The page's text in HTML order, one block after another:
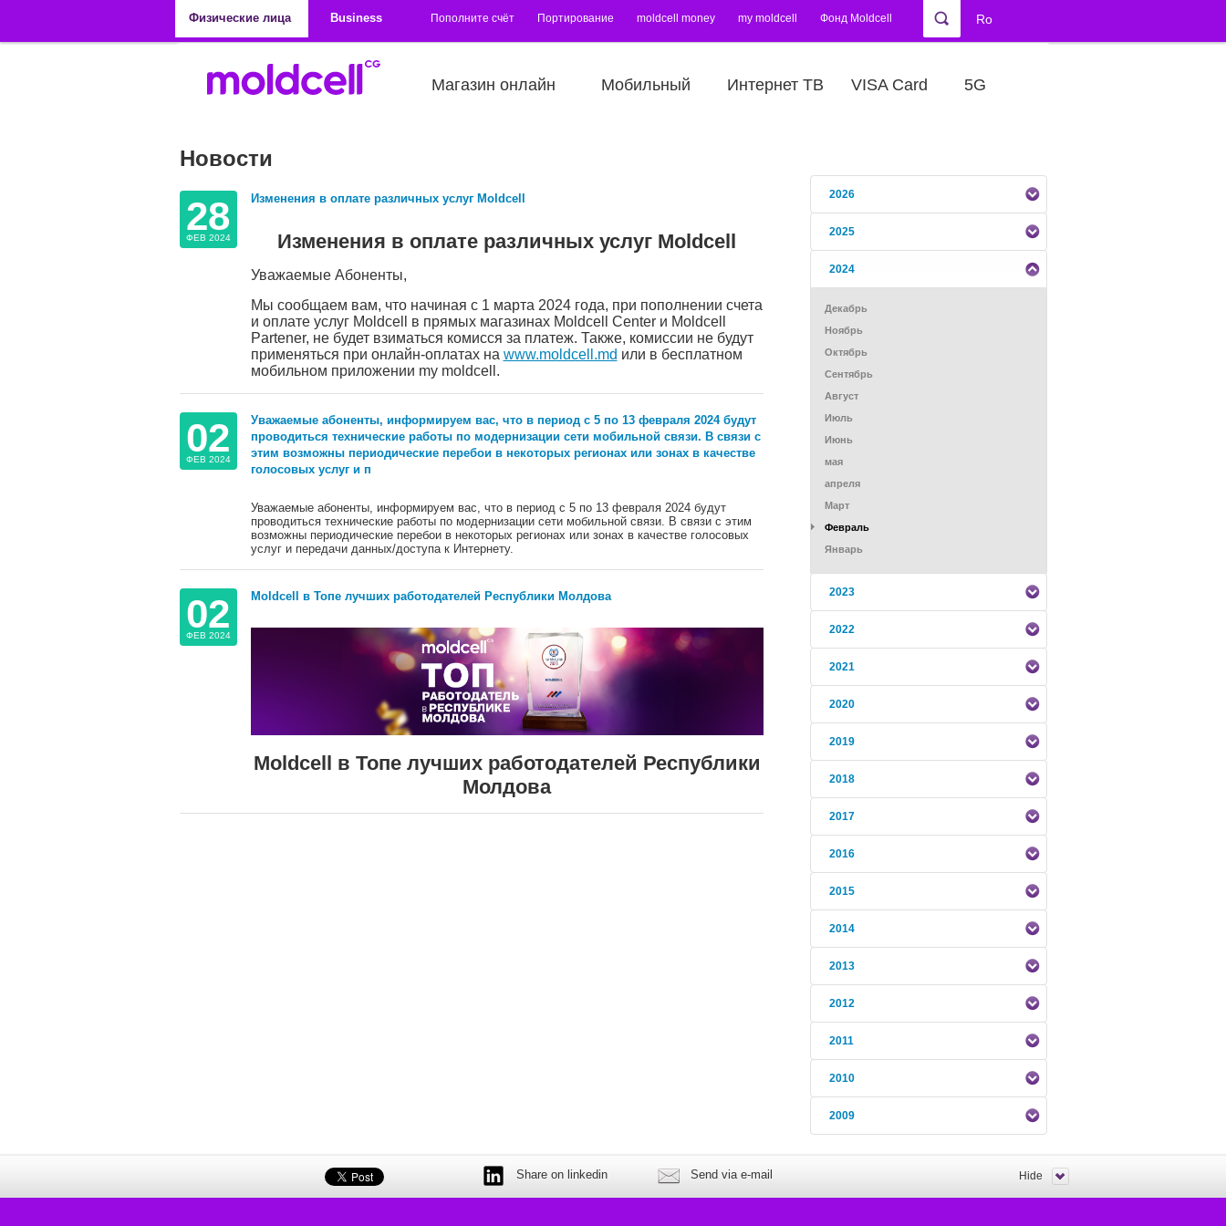
Физические лица
Business Пополните счёт Портирование moldcell money my moldcell Фонд Moldcell Ro
Магазин онлайн Мобильный Интернет ТВ VISA Card 5G
Новости
28
ФЕВ 2024
Изменения в оплате различных услуг Moldcell
Изменения в оплате различных услуг Moldcell
Уважаемые Абоненты,
Мы сообщаем вам, что начиная с 1 марта 2024 года, при пополнении счета
и оплате услуг Moldcell в прямых магазинах Moldcell Center и Moldcell
Partener, не будет взиматься комисся за платеж. Также, комиссии не будут
применяться при онлайн-оплатах на www.moldcell.md или в бесплатном
мобильном приложении my moldcell.
02
ФЕВ 2024
Уважаемые абоненты, информируем вас, что в период с 5 по 13 февраля 2024 будут
проводиться технические работы по модернизации сети мобильной связи. В связи с
этим возможны периодические перебои в некоторых регионах или зонах в качестве
голосовых услуг и п
Уважаемые абоненты, информируем вас, что в период с 5 по 13 февраля 2024 будут
проводиться технические работы по модернизации сети мобильной связи. В связи с этим
возможны периодические перебои в некоторых регионах или зонах в качестве голосовых
услуг и передачи данных/доступа к Интернету.
02
ФЕВ 2024
Moldcell в Топе лучших работодателей Республики Молдова
Moldcell в Топе лучших работодателей Республики
Молдова
2026
2025
2024
Декабрь
Ноябрь
Октябрь
Сентябрь
Август
Июль
Июнь
мая
апреля
Mарт
Февраль
Январь
2023
2022
2021
2020
2019
2018
2017
2016
2015
2014
2013
2012
2011
2010
2009
Share on linkedin Send via e-mail Hide